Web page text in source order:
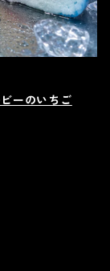
ーのいちご